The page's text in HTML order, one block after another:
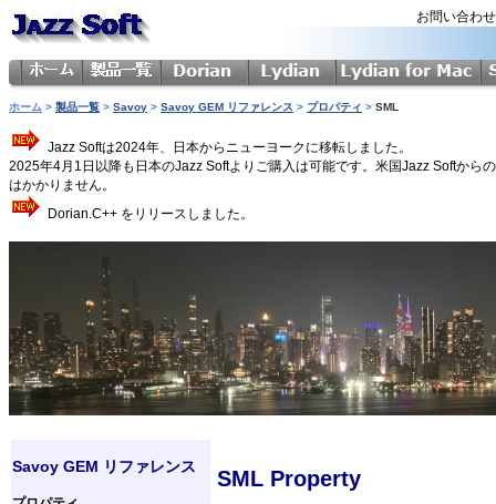
お問い合わ
ホーム > 製品一覧 > Savoy > Savoy GEM リファレンス > プロパティ > SML
Jazz Softは2024年、日本からニューヨークに移転しました。
2025年4月1日以降も日本のJazz Softよりご購入は可能です。米国Jazz Softから
はかかりません。
Dorian.C++ をリリースしました。
Savoy GEM リファレンス SML Property